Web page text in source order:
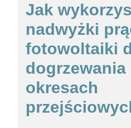
Jak
nadwyżki
fotowoltaiki
okresach